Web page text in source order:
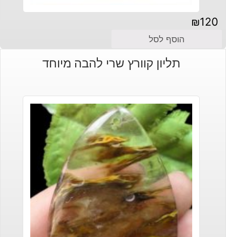
₪120
הוסף לסל
תליון קוורץ שרי להבה מיוחד